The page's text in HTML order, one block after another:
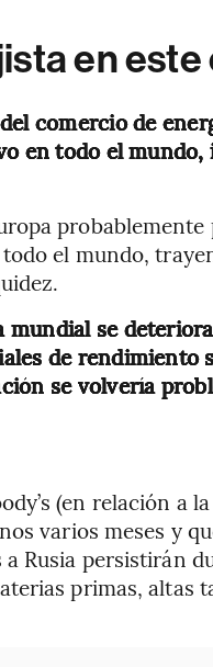
en
comercio de
en todo el
el mundo,
se
de rendimiento
se volvería
(en relación a
varios meses y
Rusia persistirán
primas, altas